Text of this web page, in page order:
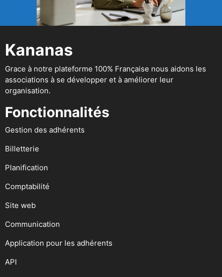
Kananas
Grace à notre plateforme 100% Française nous aidons les
associations à se développer et à améliorer leur
organisation.
Fonctionnalités
Gestion des adhérents
Billetterie
Planification
Comptabilité
Site web
Communication
Application pour les adhérents
API